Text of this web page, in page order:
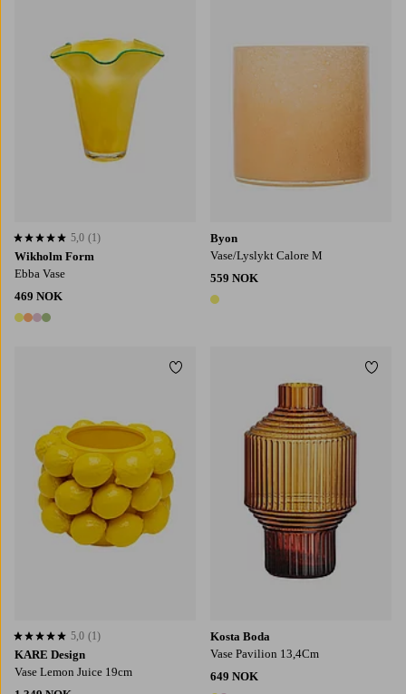
Wikholm Form
Ebba Vase
469 NOK
4 farger
5,0 basert på 1 karaktergivninger
5,0 (1)
Byon
Vase/Lyslykt Calore M
559 NOK
1 farge
KARE Design
Vase Lemon Juice 19cm
5,0 basert på 1 karaktergivninger
5,0 (1)
Legg til favoritter
Kosta Boda
Vase Pavilion 13,4Cm
649 NOK